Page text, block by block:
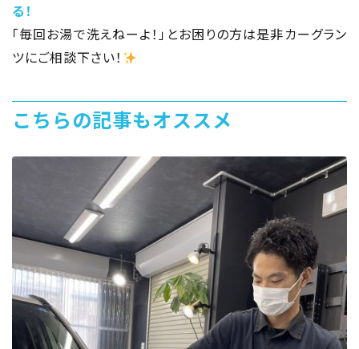
る！
「毎回お湯で洗えねーよ！」とお困りの方は是非カーグラン
ツにご相談下さい！
こちらの記事もオススメ